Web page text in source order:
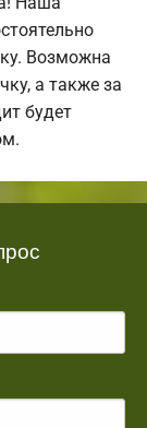
Возможна
а также за
будет